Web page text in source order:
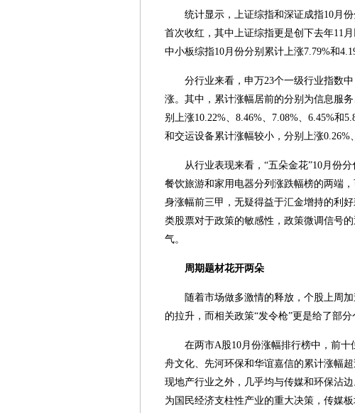
统计显示，上证综指和深证成指10月
首次收红，其中上证综指更是创下去年11
中小板综指10月份分别累计上涨7.79%和
分行业来看，申万23个一级行业指数
涨。其中，累计涨幅居前的分别为信息服
别上涨10.22%、8.46%、7.08%、6.45%和
和交运设备累计涨幅较小，分别上涨0.26%
从行业表现来看，“五朵金花”10月份
餐饮旅游和家用电器分列涨跌幅榜的两端
身涨幅前三甲，无疑得益于汇金增持的利
类股票对于政策的敏感性，政策微调信号
气。
周期题材花开两朵
随着市场做多激情的释放，个股上周
的拉升，而相关政策“发令枪”更是给了部分
在两市A股10月份涨幅排行榜中，前
舟文化、先河环保和华谊嘉信的累计涨幅
现地产行业之外，几乎均与传媒和环保沾
为国民经济支柱性产业的重大决策，传媒